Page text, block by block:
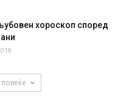
хороскоп според